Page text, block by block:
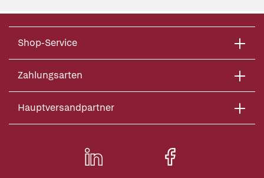
Shop-Service
Zahlungsarten
Hauptversandpartner